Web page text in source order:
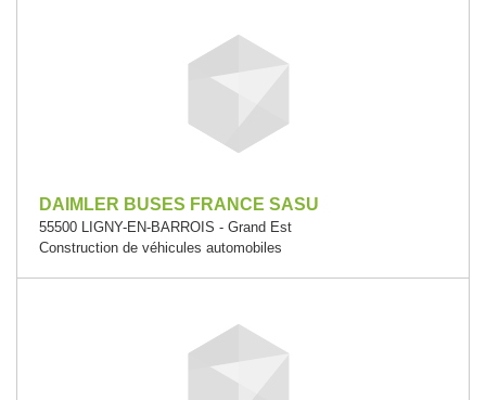
DAIMLER BUSES FRANCE SASU
55500 LIGNY-EN-BARROIS - Grand Est
Construction de véhicules automobiles